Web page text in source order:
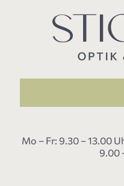
Mo – Fr: 9.30 – 13.00
9.00